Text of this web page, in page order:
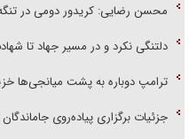
محسن رضایی: کریدور دومی در
دلتنگی نکرد و در مسیر جهاد تا
ترامپ دوباره به پشت میانجی‌ها
جزئیات برگزاری پیاده‌روی